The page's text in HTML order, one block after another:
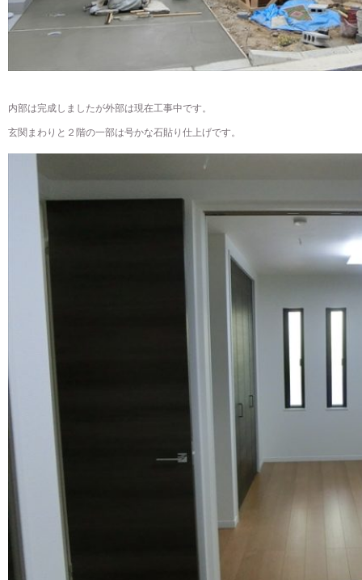
内部は完成しましたが外部は現在工事中です。
玄関まわりと２階の一部は号かな石貼り仕上げです。